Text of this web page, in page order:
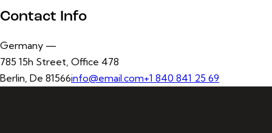
Contact Info
Germany —
785 15h Street, Office 478
Berlin, De 81566info@email.com+1 840 841 25 69